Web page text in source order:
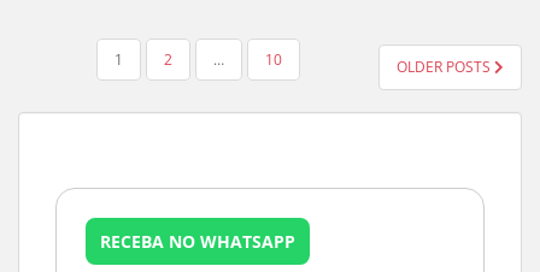
PAGINAÇÃO
POSTS
1 2 … 10 OLDER POSTS
RECEBA NO WHATSAPP